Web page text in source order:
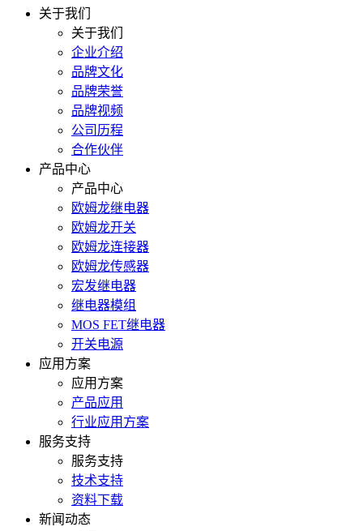
关于我们
关于我们
企业介绍
品牌文化
品牌荣誉
品牌视频
公司历程
合作伙伴
产品中心
产品中心
欧姆龙继电器
欧姆龙开关
欧姆龙连接器
欧姆龙传感器
宏发继电器
继电器模组
MOS FET继电器
开关电源
应用方案
应用方案
产品应用
行业应用方案
服务支持
服务支持
技术支持
资料下载
新闻动态